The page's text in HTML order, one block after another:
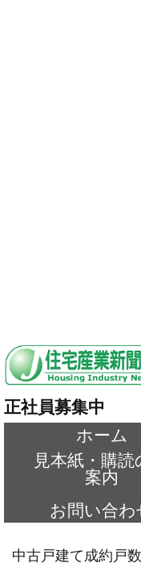
正社員募集中
ホーム
見本紙・購読
案内
お問い合わ
中古戸建て成約戸